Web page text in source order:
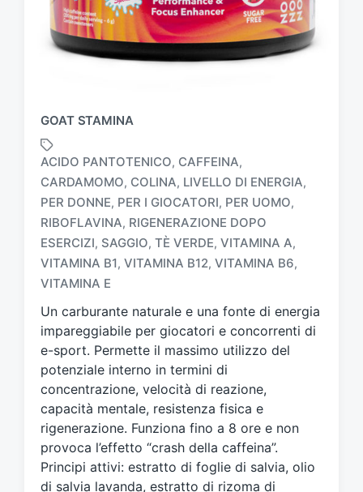
GOAT STAMINA
T
a
g
a
t
o
o
n
ACIDO PANTOTENICO, CAFFEINA,
CARDAMOMO, COLINA, LIVELLO DI ENERGIA,
PER DONNE, PER I GIOCATORI, PER UOMO,
RIBOFLAVINA, RIGENERAZIONE DOPO
ESERCIZI, SAGGIO, TÈ VERDE, VITAMINA A,
VITAMINA B1, VITAMINA B12, VITAMINA B6,
VITAMINA E
Un carburante naturale e una fonte di energia
impareggiabile per giocatori e concorrenti di
e-sport. Permette il massimo utilizzo del
potenziale interno in termini di
concentrazione, velocità di reazione,
capacità mentale, resistenza fisica e
rigenerazione. Funziona fino a 8 ore e non
provoca l’effetto “crash della caffeina”.
Principi attivi: estratto di foglie di salvia, olio
di salvia lavanda, estratto di rizoma di